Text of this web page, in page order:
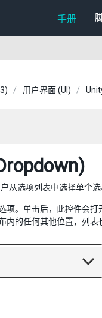
手册
用户界面 (UI)
从选项列表中选择单个选
项。单击后，此控件会
内的任何其他位置，列表